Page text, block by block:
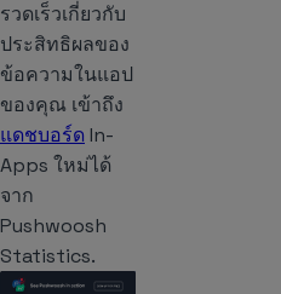
รวดเร็วเกี่ยวกับ
ประสิทธิผลของ
ข้อความในแอป
ของคุณ เข้าถึง
แดชบอร์ด In-
Apps ใหม่ได้
จาก
Pushwoosh
Statistics.